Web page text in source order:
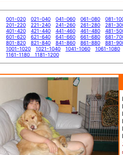
001-020 021-040 041-060 061-080 081-
201-220
221-240 241-260 261-280 281-
401-420
421-440 441-460 461-480 481-
601-620
621-640 641-660 661-680 681-
801-820
821-840 841-860 861-880 881-
1001-1020
1021-1040 1041-1060 1061-1080
1161-1180 1181-1200